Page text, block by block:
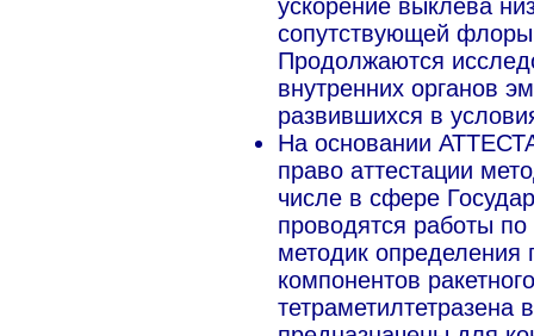
ускорение выклева
сопутствующей
Продолжаются
внутренних органов
развившихся в
На основании
право аттестации
числе в сфере
проводятся работы по
методик определения
компонентов
тетраметилтетразена